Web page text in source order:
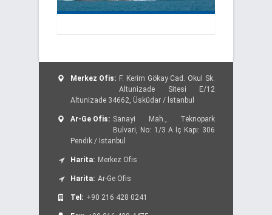
Merkez Ofis: F. Kerim Gökay Cad. Okul Sk.
Altunizade Sitesi E/12
Altunizade 34662, Üsküdar / İstanbul
Ar-Ge Ofis: Sanayi Mah., Teknopark
Bulvari, No: 1/3 A İç Kapı: 306
Pendik / İstanbul
Harita: Merkez Ofis
Harita: Ar-Ge Ofis
Tel: +90 216 428 0241